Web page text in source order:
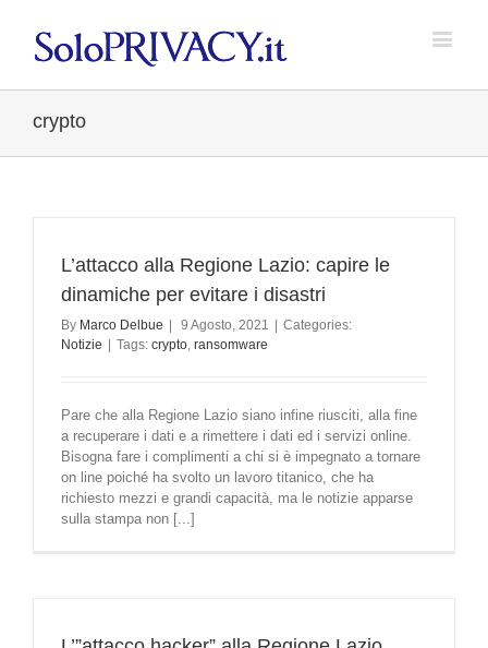
crypto
L’attacco alla Regione Lazio: capire le
dinamiche per evitare i disastri
By Marco Delbue 9 Agosto, 2021
Categories:
Notizie
Tags: crypto, ransomware
Pare che alla Regione Lazio siano infine riusciti, alla fine
a recuperare i dati e a rimettere i dati ed i servizi online.
Bisogna fare i complimenti a chi si è impegnato a tornare
on line poiché ha svolto un lavoro titanico, che ha
richiesto mezzi e grandi capacità, ma le notizie apparse
sulla stampa non [...]